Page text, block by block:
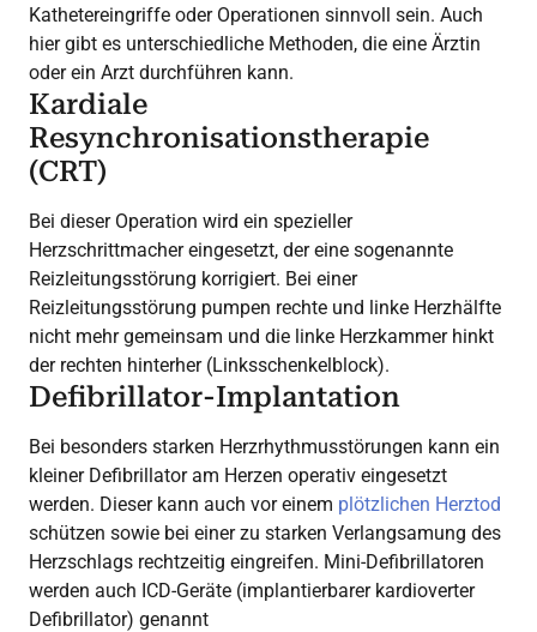
Kathetereingriffe oder Operationen sinnvoll sein. Auch
hier gibt es unterschiedliche Methoden, die eine Ärztin
oder ein Arzt durchführen kann.
Kardiale
Resynchronisationstherapie
(CRT)
Bei dieser Operation wird ein spezieller
Herzschrittmacher eingesetzt, der eine sogenannte
Reizleitungsstörung korrigiert. Bei einer
Reizleitungsstörung pumpen rechte und linke Herzhälfte
nicht mehr gemeinsam und die linke Herzkammer hinkt
der rechten hinterher (Linksschenkelblock).
Defibrillator-Implantation
Bei besonders starken Herzrhythmusstörungen kann ein
kleiner Defibrillator am Herzen operativ eingesetzt
werden. Dieser kann auch vor einem plötzlichen Herztod
schützen sowie bei einer zu starken Verlangsamung des
Herzschlags rechtzeitig eingreifen. Mini-Defibrillatoren
werden auch ICD-Geräte (implantierbarer kardioverter
Defibrillator) genannt